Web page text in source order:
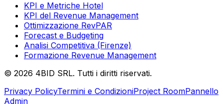
KPI e Metriche Hotel
KPI del Revenue Management
Ottimizzazione RevPAR
Forecast e Budgeting
Analisi Competitiva (Firenze)
Formazione Revenue Management
© 2026 4BID SRL. Tutti i diritti riservati.
Privacy PolicyTermini e CondizioniProject RoomPannello
Admin